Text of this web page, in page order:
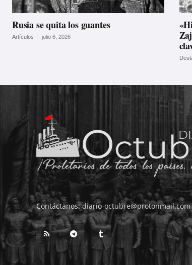
Rusia se quita los guantes
Artículos julio 6, 2026
Contáctanos:diario-octubre@protonmail.com